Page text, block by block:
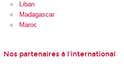
Liban
Madagascar
Maroc
Nos partenaires à l'international